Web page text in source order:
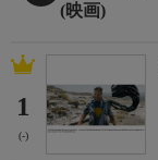
(映画)
1
(-)